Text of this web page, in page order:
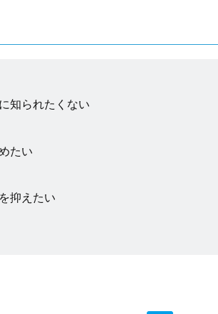
知られたくない
たい
抑えたい